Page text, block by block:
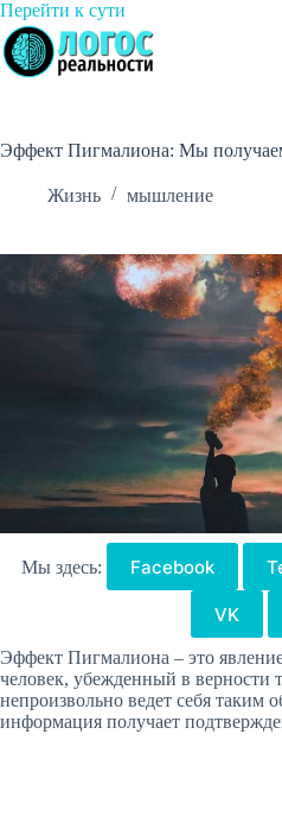
Перейти к сути
к
сути
Эффект Пигмалиона: Мы
Жизнь мышление
Мы здесь: Facebook
VK
Эффект Пигмалиона – это
человек, убежденный в
непроизвольно ведет себя таким
информация получает